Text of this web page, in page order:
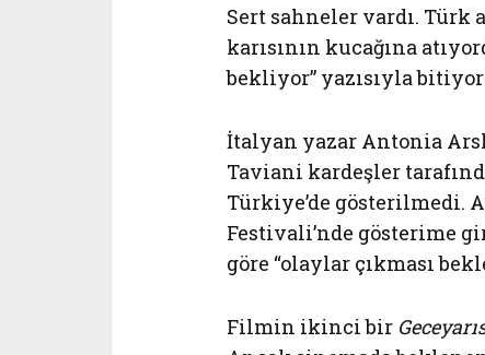
Sert sahneler vardı. Türk
karısının kucağına
bekliyor” yazısıyla
İtalyan yazar Antonia
Taviani kardeşler
Türkiye’de gösterilmedi.
Festivali’nde gösterime
göre “olaylar çıkması
Filmin ikinci bir